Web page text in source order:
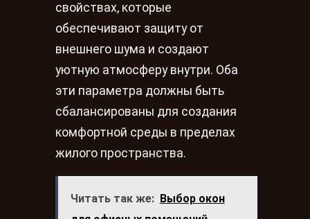
свойствах, которые
обеспечивают защиту от
внешнего шума и создают
уютную атмосферу внутри. Оба
эти параметра должны быть
сбалансированы для создания
комфортной среды в пределах
жилого пространства.
Читать так же:
Выбор окон